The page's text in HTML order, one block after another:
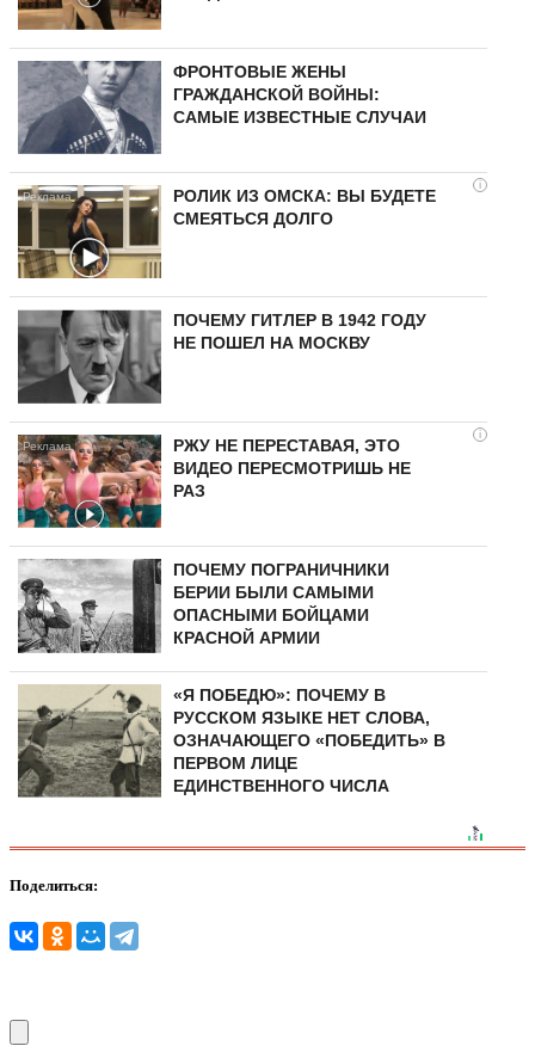
ФРОНТОВЫЕ ЖЕНЫ
ГРАЖДАНСКОЙ ВОЙНЫ:
САМЫЕ ИЗВЕСТНЫЕ СЛУЧАИ
i
РОЛИК ИЗ ОМСКА: ВЫ БУДЕТЕ
СМЕЯТЬСЯ ДОЛГО
ПОЧЕМУ ГИТЛЕР В 1942 ГОДУ
НЕ ПОШЕЛ НА МОСКВУ
i
РЖУ НЕ ПЕРЕСТАВАЯ, ЭТО
ВИДЕО ПЕРЕСМОТРИШЬ НЕ
РАЗ
ПОЧЕМУ ПОГРАНИЧНИКИ
БЕРИИ БЫЛИ САМЫМИ
ОПАСНЫМИ БОЙЦАМИ
КРАСНОЙ АРМИИ
«Я ПОБЕДЮ»: ПОЧЕМУ В
РУССКОМ ЯЗЫКЕ НЕТ СЛОВА,
ОЗНАЧАЮЩЕГО «ПОБЕДИТЬ» В
ПЕРВОМ ЛИЦЕ
ЕДИНСТВЕННОГО ЧИСЛА
Поделиться: